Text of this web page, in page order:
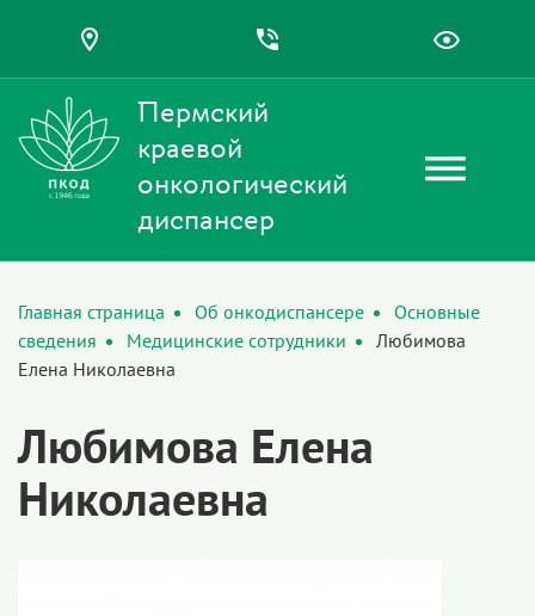
Пермский
краевой
онкологический
диспансер
Главная страница Об онкодиспансере
Основные
сведения
Медицинские сотрудники
Любимова
Елена Николаевна
Любимова Елена
Николаевна